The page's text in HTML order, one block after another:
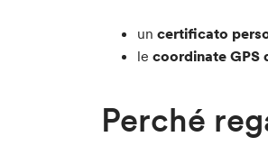
uncertificato
lecoordinate GPS
Perché